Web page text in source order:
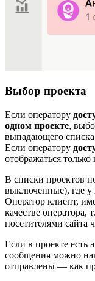
Выбор проекта
Если оператору
одном проекте,
выпадающего
Если оператору
отображаться только
В списки проектов
выключенные), где у
Оператор клиент,
качестве
посетителями сайта
Если в проекте
сообщения можно
отправлены — как